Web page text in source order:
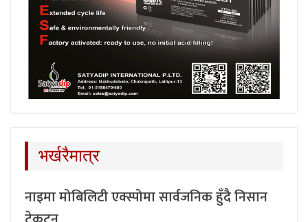
भर्खरैमात्र
नाइमा मोबिलिटी एक्स्पोमा सार्वजनिक हुँदै निसान